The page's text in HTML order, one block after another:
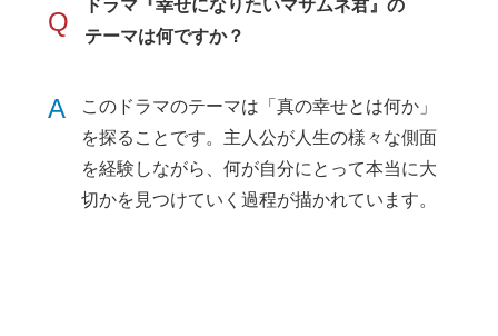
Q
ドラマ『幸せになりたいマサムネ君』の
テーマは何ですか？
A
このドラマのテーマは「真の幸せとは何か」
を探ることです。主人公が人生の様々な側面
を経験しながら、何が自分にとって本当に大
切かを見つけていく過程が描かれています。